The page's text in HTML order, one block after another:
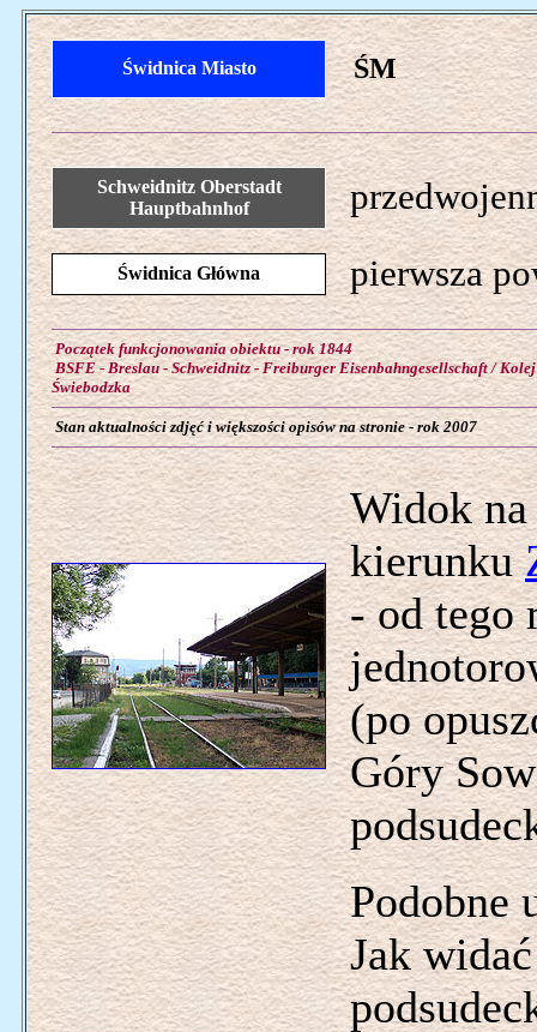
Świdnica Miasto ŚM
Schweidnitz Oberstadt
Hauptbahnhof
Świdnica Główna pierwsza
Początek funkcjonowania obiektu - rok 1844
BSFE - Breslau - Schweidnitz - Freiburger Eisenbahngesellschaft /
Świebodzka
Stan aktualności zdjęć i większości opisów na stronie - rok 2007
Widok
kierunku
- od tego
(po
Góry
Podobne
Jak